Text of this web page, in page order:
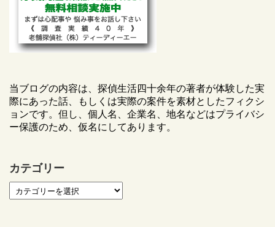
当ブログの内容は、探偵生活四十余年の著者が体験した実
際にあった話、もしくは実際の案件を素材としたフィクシ
ョンです。但し、個人名、企業名、地名などはプライバシ
ー保護のため、仮名にしてあります。
カテゴリー